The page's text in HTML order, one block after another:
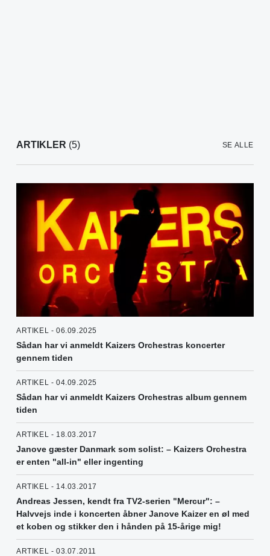
ARTIKLER (5) SE ALLE
ARTIKEL - 06.09.2025
Sådan har vi anmeldt Kaizers Orchestras koncerter
gennem tiden
ARTIKEL - 04.09.2025
Sådan har vi anmeldt Kaizers Orchestras album gennem
tiden
ARTIKEL - 18.03.2017
Janove gæster Danmark som solist: – Kaizers Orchestra
er enten "all-in" eller ingenting
ARTIKEL - 14.03.2017
Andreas Jessen, kendt fra TV2-serien "Mercur": –
Halvvejs inde i koncerten åbner Janove Kaizer en øl med
et koben og stikker den i hånden på 15-årige mig!
ARTIKEL - 03.07.2011